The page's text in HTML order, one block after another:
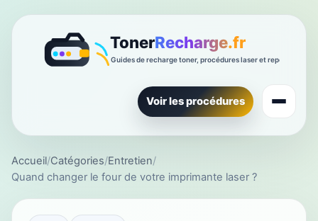
Voir les procédures
Accueil/Catégories/Entretien/
Quand changer le four de votre imprimante laser ?